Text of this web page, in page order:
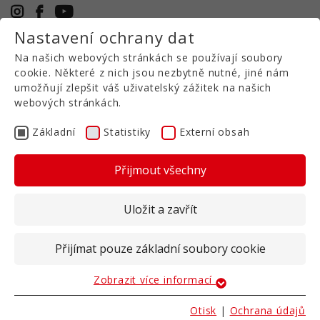
+49 5971 94632-0
CS
Krátké diskové brány
TR 1000
Přestože jsou kompaktní diskové brány T-
zapravování kejdy, nabízejí také všechny
Všechny modely našich kompaktních diskových
podmítačů jsou navrženy pro nejvyšší zatížení při
rozmetání tekutého hnojiva. Dokonce i řada TR
bez technologie pro rozmetání tekutého hnojiva
Nastavení ochrany dat
Na našich webových stránkách se používají soubory
cookie. Některé z nich jsou nezbytně nutné, jiné nám
umožňují zlepšit váš uživatelský zážitek na našich
webových stránkách.
Základní Statistiky Externí obsah
Přijmout všechny
Uložit a zavřít
Přijímat pouze základní soubory cookie
Základní soubory cookie jsou nutné pro základní
Zobrazit více informací
Otisk | Ochrana údajů